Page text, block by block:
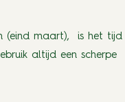
(eind maart), is het tijd
altijd een scherpe